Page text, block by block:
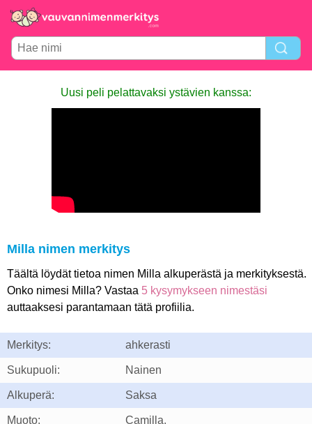
Uusi peli pelattavaksi ystävien kanssa:
Milla nimen merkitys
Täältä löydät tietoa nimen Milla alkuperästä ja merkityksestä.
Onko nimesi Milla? Vastaa 5 kysymykseen nimestäsi
auttaaksesi parantamaan tätä profiilia.
Merkitys: ahkerasti
Sukupuoli: Nainen
Alkuperä: Saksa
Muoto: Camilla.